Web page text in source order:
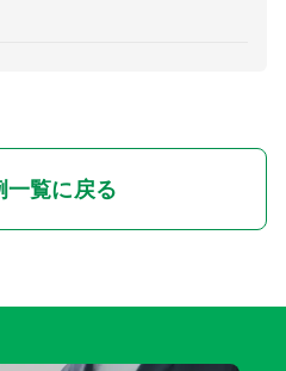
一覧に戻る